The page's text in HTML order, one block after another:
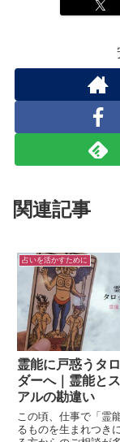
関連記事
占いを活かすために
霊能に戸惑うタ
ダーへ｜霊能と
アルの勘違い
この頃、仕事で「霊
るものを生まれつき